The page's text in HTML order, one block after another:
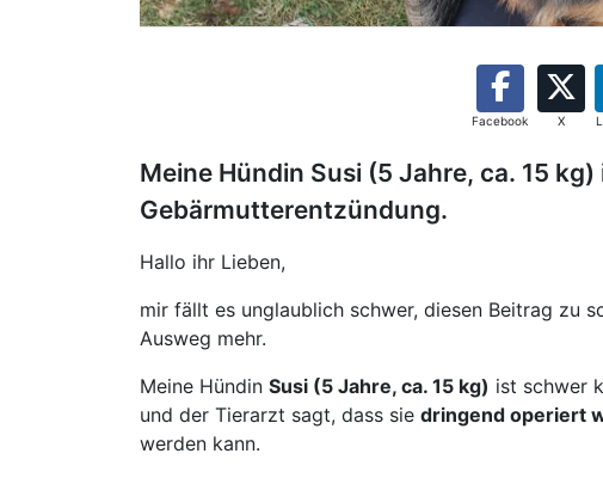
Facebook X
Meine Hündin Susi (5 Jahre, ca. 15
Gebärmutterentzündung.
Hallo ihr Lieben,
mir fällt es unglaublich schwer, diesen Beitrag zu
Ausweg mehr.
Meine Hündin Susi (5 Jahre, ca. 15 kg) ist schwer
und der Tierarzt sagt, dass sie dringend operiert
werden kann.